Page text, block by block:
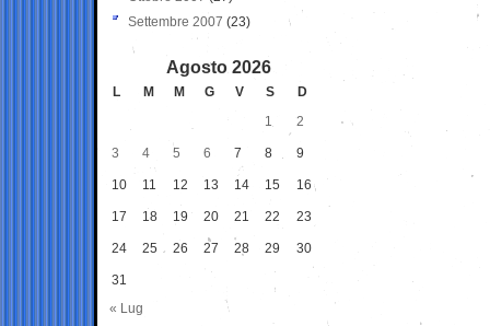
Settembre 2007 (23)
Agosto 2026
L M M G V S
D
1
2
3 4 5 6 7 8 9
10 11 12 13 14 15 16
17 18 19 20 21 22 23
24 25 26 27 28 29 30
31
« Lug